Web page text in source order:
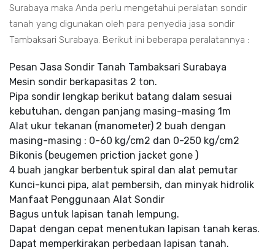
Surabaya maka Anda perlu mengetahui peralatan sondir
tanah yang digunakan oleh para penyedia jasa sondir
Tambaksari Surabaya. Berikut ini beberapa peralatannya :
Pesan Jasa Sondir Tanah Tambaksari Surabaya
Mesin sondir berkapasitas 2 ton.
Pipa sondir lengkap berikut batang dalam sesuai
kebutuhan, dengan panjang masing-masing 1m
Alat ukur tekanan (manometer) 2 buah dengan
masing-masing : 0-60 kg/cm2 dan 0-250 kg/cm2
Bikonis (beugemen priction jacket gone )
4 buah jangkar berbentuk spiral dan alat pemutar
Kunci-kunci pipa, alat pembersih, dan minyak hidrolik
Manfaat Penggunaan Alat Sondir
Bagus untuk lapisan tanah lempung.
Dapat dengan cepat menentukan lapisan tanah keras.
Dapat memperkirakan perbedaan lapisan tanah.